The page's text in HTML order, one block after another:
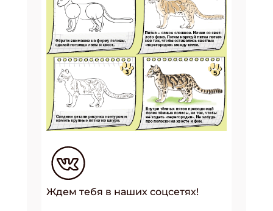
Ждем тебя в наших соцсетях!